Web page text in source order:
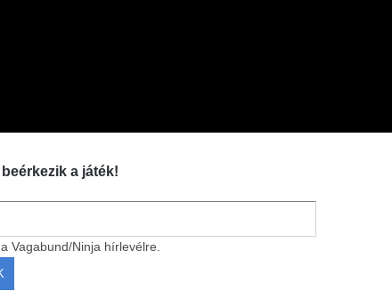
a játék!
Vagabund/Ninja hírlevélre.